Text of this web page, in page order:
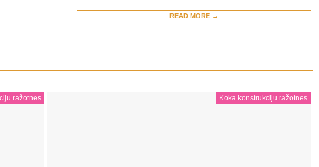
READ MORE →
ražotnes Koka konstrukciju ražotnes